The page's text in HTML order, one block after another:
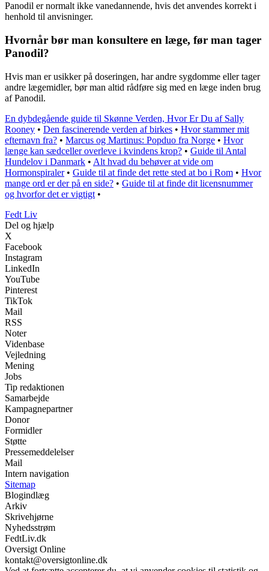
Panodil er normalt ikke vanedannende, hvis det anvendes korrekt i
henhold til anvisninger.
Hvornår bør man konsultere en læge, før man tager
Panodil?
Hvis man er usikker på doseringen, har andre sygdomme eller tager
andre lægemidler, bør man altid rådføre sig med en læge inden brug
af Panodil.
En dybdegående guide til Skønne Verden, Hvor Er Du af Sally
Rooney • Den fascinerende verden af birkes • Hvor stammer mit
efternavn fra? • Marcus og Martinus: Popduo fra Norge • Hvor
længe kan sædceller overleve i kvindens krop? • Guide til Antal
Hundelov i Danmark • Alt hvad du behøver at vide om
Hormonspiraler• Guide til at finde det rette sted at bo i Rom • Hvor
mange ord er der på en side? • Guide til at finde dit licensnummer
og hvorfor det er vigtigt •
Fedt Liv
Del og hjælp
X
Facebook
Instagram
LinkedIn
YouTube
Pinterest
TikTok
Mail
RSS
Noter
Videnbase
Vejledning
Mening
Jobs
Tip redaktionen
Samarbejde
Kampagnepartner
Donor
Formidler
Støtte
Pressemeddelelser
Mail
Intern navigation
Sitemap
Blogindlæg
Arkiv
Skrivehjørne
Nyhedsstrøm
FedtLiv.dk
Oversigt Online
kontakt@oversigtonline.dk